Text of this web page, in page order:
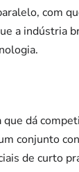
com
a indústria
que dá
conjunto
de curto